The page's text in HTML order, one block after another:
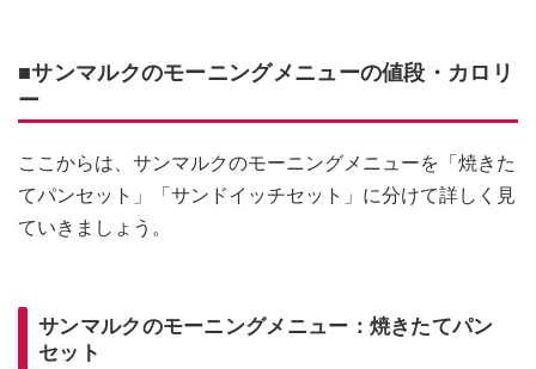
■サンマルクのモーニングメニューの値段・カロリ
ー
ここからは、サンマルクのモーニングメニューを「焼きた
てパンセット」「サンドイッチセット」に分けて詳しく見
ていきましょう。
サンマルクのモーニングメニュー：焼きたてパン
セット